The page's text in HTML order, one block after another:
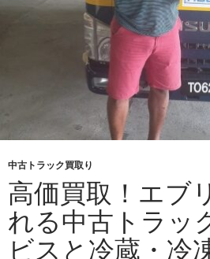
メ
リ
ト・
方
の
ポ
イ
ン
ト
を
徹
中古トラック買取り
高価買取！エブ
れる中古トラッ
ビスと冷蔵・冷